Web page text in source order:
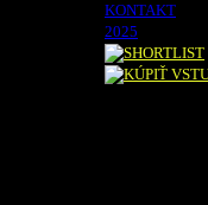
KONTAKT
2025